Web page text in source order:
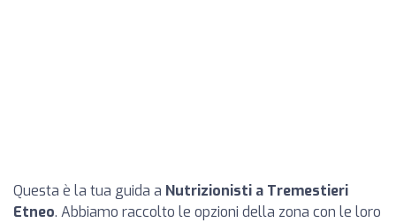
Questa è la tua guida a Nutrizionisti a Tremestieri
Etneo. Abbiamo raccolto le opzioni della zona con le loro